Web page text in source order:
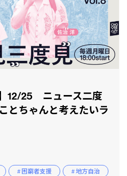
12/25 ニュース二度
とちゃんと考えたいラ
# 困窮者支援
# 地方自治